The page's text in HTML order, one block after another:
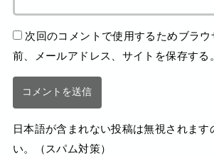
次回のコメントで使用するためブラウ
前、メールアドレス、サイトを保存する。
日本語が含まれない投稿は無視されます
い。（スパム対策）